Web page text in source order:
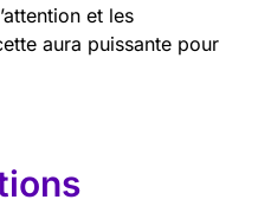
et les
aura puissante pour